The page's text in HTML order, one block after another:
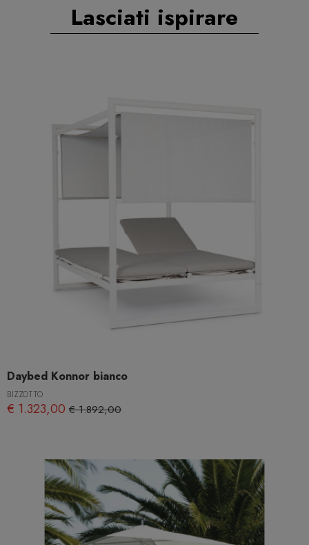
Lasciati ispirare
Daybed Konnor bianco
BIZZOTTO
€ 1.323,00 € 1.892,00